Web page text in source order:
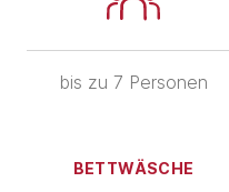
bis zu 7 Personen
BETTWÄSCHE